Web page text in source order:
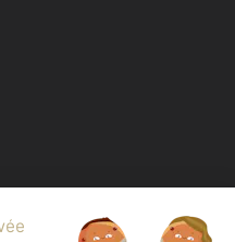
Barèmes d'honoraires